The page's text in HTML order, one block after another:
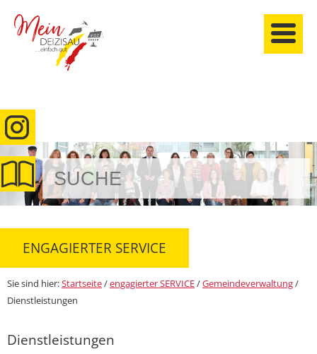
anmelden
ENGAGIERTER SERVICE
Sie sind hier:Startseite/engagierter SERVICE/Gemeindeverwaltung/
Dienstleistungen
Dienstleistungen